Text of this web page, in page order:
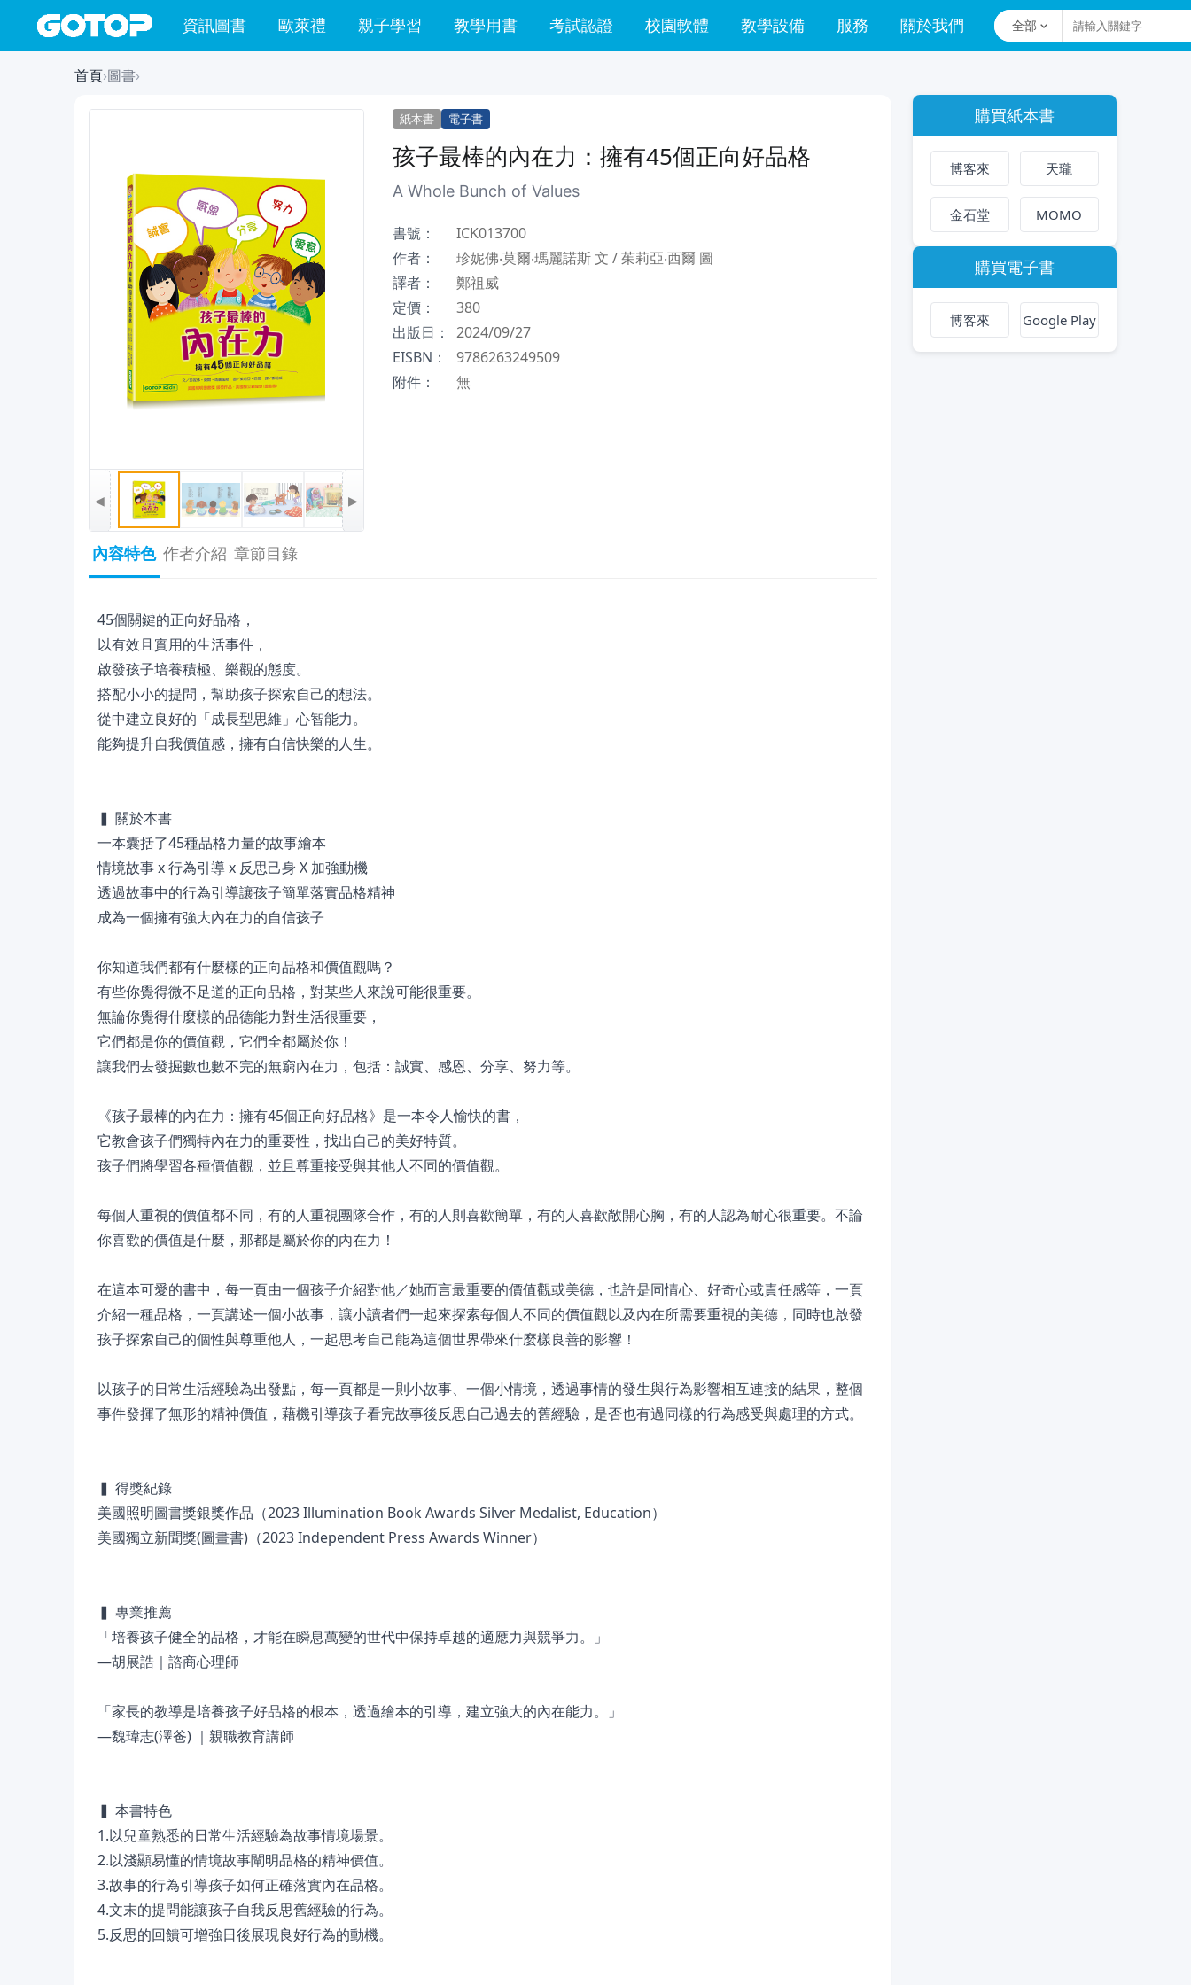
資訊圖書 歐萊禮 親子學習 教學用書 考試認證 校園軟體 教學設備 服務 關於我們 全部
首頁›圖書›
◀ ▶
紙本書 電子書
孩子最棒的內在力：擁有45個正向好品格
A Whole Bunch of Values
書號：
ICK013700
作者：
珍妮佛‧莫爾‧瑪麗諾斯 文 / 茱莉亞‧西爾 圖
譯者：
鄭祖威
定價：
380
出版日：
2024/09/27
EISBN：
9786263249509
附件：
無
內容特色 作者介紹 章節目錄
45個關鍵的正向好品格，
以有效且實用的生活事件，
啟發孩子培養積極、樂觀的態度。
搭配小小的提問，幫助孩子探索自己的想法。
從中建立良好的「成長型思維」心智能力。
能夠提升自我價值感，擁有自信快樂的人生。
▍ 關於本書
一本囊括了45種品格力量的故事繪本
情境故事 x 行為引導 x 反思己身 X 加強動機
透過故事中的行為引導讓孩子簡單落實品格精神
成為一個擁有強大內在力的自信孩子
你知道我們都有什麼樣的正向品格和價值觀嗎？
有些你覺得微不足道的正向品格，對某些人來說可能很重要。
無論你覺得什麼樣的品德能力對生活很重要，
它們都是你的價值觀，它們全都屬於你！
讓我們去發掘數也數不完的無窮內在力，包括：誠實、感恩、分享、努力等。
《孩子最棒的內在力：擁有45個正向好品格》是一本令人愉快的書，
它教會孩子們獨特內在力的重要性，找出自己的美好特質。
孩子們將學習各種價值觀，並且尊重接受與其他人不同的價值觀。
每個人重視的價值都不同，有的人重視團隊合作，有的人則喜歡簡單，有的人喜歡敞開心胸，有的人認為耐心很重要。不論
你喜歡的價值是什麼，那都是屬於你的內在力！
在這本可愛的書中，每一頁由一個孩子介紹對他／她而言最重要的價值觀或美德，也許是同情心、好奇心或責任感等，一頁
介紹一種品格，一頁講述一個小故事，讓小讀者們一起來探索每個人不同的價值觀以及內在所需要重視的美德，同時也啟發
孩子探索自己的個性與尊重他人，一起思考自己能為這個世界帶來什麼樣良善的影響！
以孩子的日常生活經驗為出發點，每一頁都是一則小故事、一個小情境，透過事情的發生與行為影響相互連接的結果，整個
事件發揮了無形的精神價值，藉機引導孩子看完故事後反思自己過去的舊經驗，是否也有過同樣的行為感受與處理的方式。
▍ 得獎紀錄
美國照明圖書獎銀獎作品（2023 Illumination Book Awards Silver Medalist, Education）
美國獨立新聞獎(圖畫書)（2023 Independent Press Awards Winner）
▍ 專業推薦
「培養孩子健全的品格，才能在瞬息萬變的世代中保持卓越的適應力與競爭力。」
—胡展誥｜諮商心理師
「家長的教導是培養孩子好品格的根本，透過繪本的引導，建立強大的內在能力。」
—魏瑋志(澤爸) ｜親職教育講師
▍ 本書特色
1.以兒童熟悉的日常生活經驗為故事情境場景。
2.以淺顯易懂的情境故事闡明品格的精神價值。
3.故事的行為引導孩子如何正確落實內在品格。
4.文末的提問能讓孩子自我反思舊經驗的行為。
5.反思的回饋可增強日後展現良好行為的動機。
購買紙本書
博客來 天瓏
金石堂 MOMO
購買電子書
博客來 Google Play